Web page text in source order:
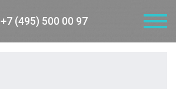
+7 (495) 500 00 97